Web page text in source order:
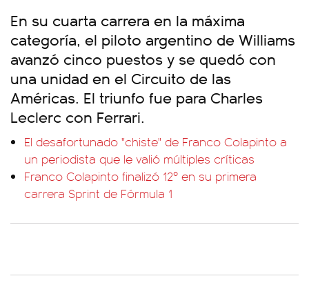
En su cuarta carrera en la máxima
categoría, el piloto argentino de Williams
avanzó cinco puestos y se quedó con
una unidad en el Circuito de las
Américas. El triunfo fue para Charles
Leclerc con Ferrari.
El desafortunado "chiste" de Franco Colapinto a
un periodista que le valió múltiples críticas
Franco Colapinto finalizó 12º en su primera
carrera Sprint de Fórmula 1